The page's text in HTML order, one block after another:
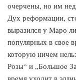
очерчены, но им
Дух реформации,
выразился у Маро
популярных в свое
которую ничем
Розы“ и „Большое
время уходит в